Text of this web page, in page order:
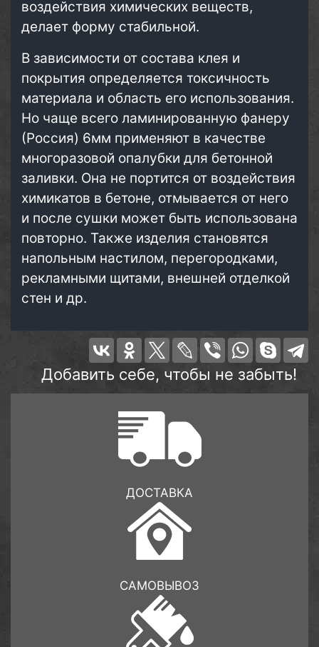
воздействия химических веществ,
делает форму стабильной.
В зависимости от состава клея и
покрытия определяется токсичность
материала и область его использования.
Но чаще всего ламинированную фанеру
(Россия) 6мм применяют в качестве
многоразовой опалубки для бетонной
заливки. Она не портится от воздействия
химикатов в бетоне, отмывается от него
и после сушки может быть использована
повторно. Также изделия становятся
напольным настилом, перегородками,
рекламными щитами, внешней отделкой
стен и др.
Добавить себе, чтобы не забыть!
ДОСТАВКА
САМОВЫВОЗ